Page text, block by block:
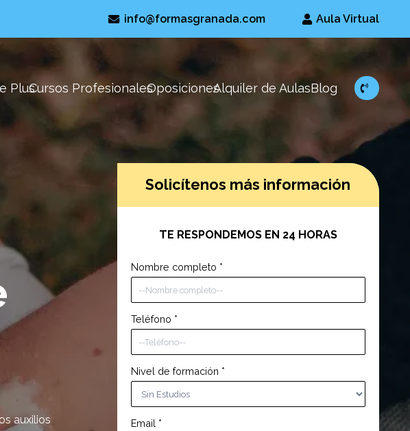
info@formasgranada.com Aula Virtual
PlusCursos ProfesionalesOposicionesAlquiler de AulasBlog
auxilios
Solicítenos más información
TE RESPONDEMOS EN 24 HORAS
Nombre completo *
Teléfono *
Nivel de formación *
Email *